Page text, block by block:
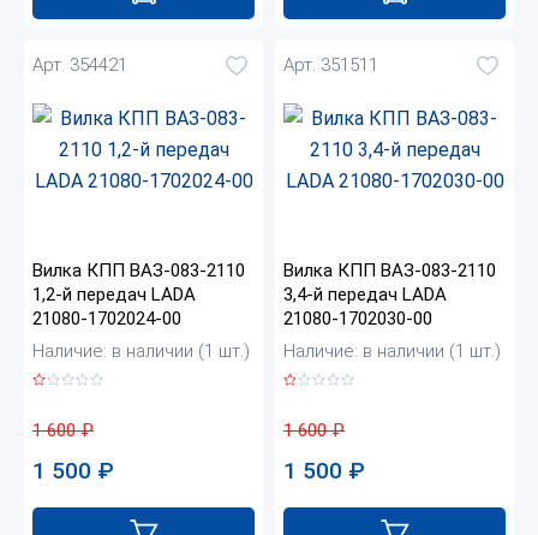
Арт. 354421
Вилка КПП ВАЗ-083-2110
1,2-й передач LADA
21080-1702024-00
Наличие: в наличии (1 шт.)
1 600₽
1 500 ₽
Арт. 351511
Вилка КПП ВАЗ-083-2110
3,4-й передач LADA
21080-1702030-00
Наличие: в наличии (1 шт.)
1 600₽
1 500 ₽